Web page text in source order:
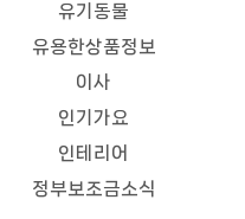
유기동물
유용한상품정보
이사
인기가요
인테리어
정부보조금소식